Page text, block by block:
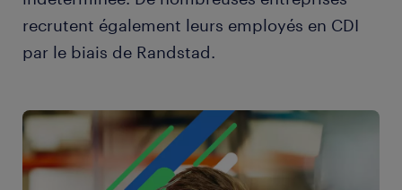
recrutent également leurs employés en CDI
par le biais de Randstad.